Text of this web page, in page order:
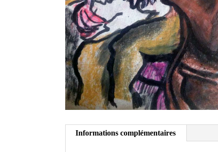
Informations complémentaires